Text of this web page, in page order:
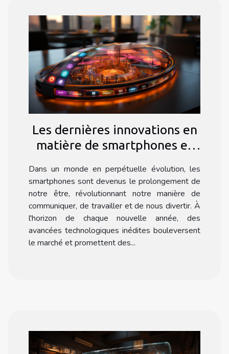
Les dernières innovations en
matière de smartphones et
l'utilisateur moyen
Dans un monde en perpétuelle évolution, les
smartphones sont devenus le prolongement de
notre être, révolutionnant notre manière de
communiquer, de travailler et de nous divertir. À
l'horizon de chaque nouvelle année, des
avancées technologiques inédites bouleversent
le marché et promettent des...